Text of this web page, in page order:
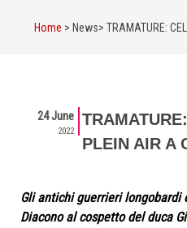
Home > News> TRAMATURE:
24 June
2022
PLEIN AIR A
Gli antichi guerrieri longobardi
Diacono al cospetto del duca